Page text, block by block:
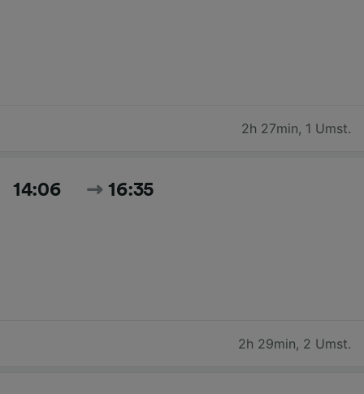
2h 27min, 1 Umst.
14:06 16:35
2h 29min, 2 Umst.